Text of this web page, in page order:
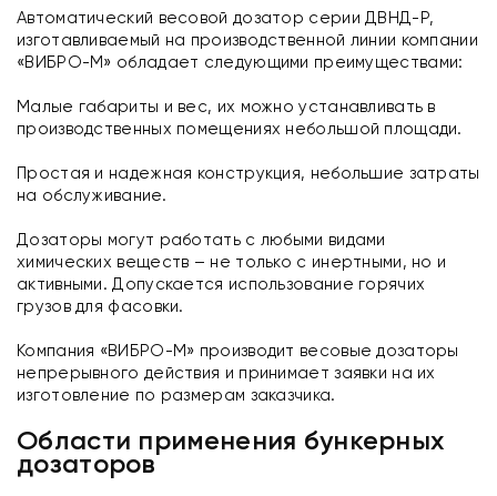
Автоматический весовой дозатор серии ДВНД-Р,
изготавливаемый на производственной линии компании
«ВИБРО-М» обладает следующими преимуществами:
Малые габариты и вес, их можно устанавливать в
производственных помещениях небольшой площади.
Простая и надежная конструкция, небольшие затраты
на обслуживание.
Дозаторы могут работать с любыми видами
химических веществ – не только с инертными, но и
активными. Допускается использование горячих
грузов для фасовки.
Компания «ВИБРО-М» производит весовые дозаторы
непрерывного действия и принимает заявки на их
изготовление по размерам заказчика.
Области применения бункерных
дозаторов